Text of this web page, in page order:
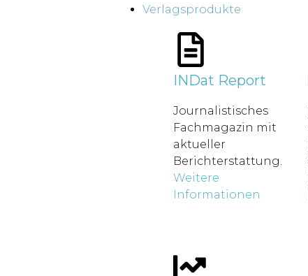
Verlagsprodukte
INDat Report
Journalistisches
Fachmagazin mit
aktueller
Berichterstattung.
Weitere
Informationen